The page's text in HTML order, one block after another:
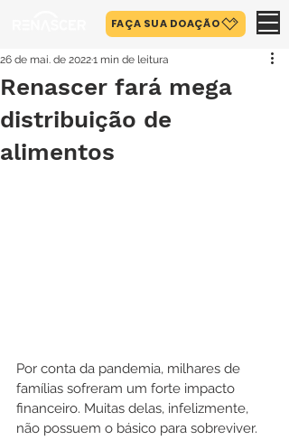
FAÇA SUA DOAÇÃO
Renascer fará mega
distribuição de
alimentos
26 de mai. de 20221 min de leitura
Por conta da pandemia, milhares de
famílias sofreram um forte impacto
financeiro. Muitas delas, infelizmente,
não possuem o básico para sobreviver.